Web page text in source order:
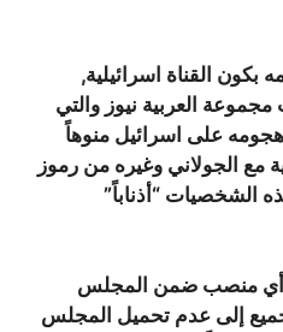
بكون القناة اسرائيلية,
العربية نيوز والتي
على اسرائيل منوهاً
مع الجولاني وغيره من رموز
الشخصيات “أذناباً”
أي منصب ضمن المجلس
إلى عدم تحميل المجلس